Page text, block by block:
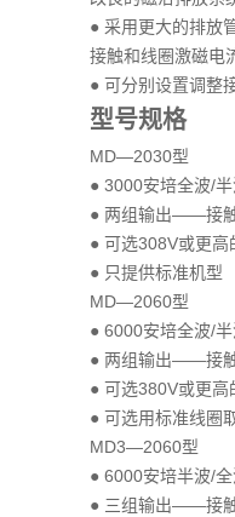
● 采用更大的排放
接触和线圈激磁电
● 可分别设置调整
型号规格
MD—2030型
● 3000安培全波/
● 两组输出——接
● 可选308V或更高
● 只提供标准机型
MD—2060型
● 6000安培全波/
● 两组输出——接
● 可选380V或更高
● 可选用标准线圈
MD3—2060型
● 6000安培半波/
● 三组输出——接